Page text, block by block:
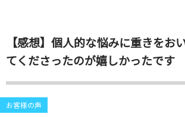
【感想】個人的な悩みに重きをお
てくださったのが嬉しかったです
お客様の声